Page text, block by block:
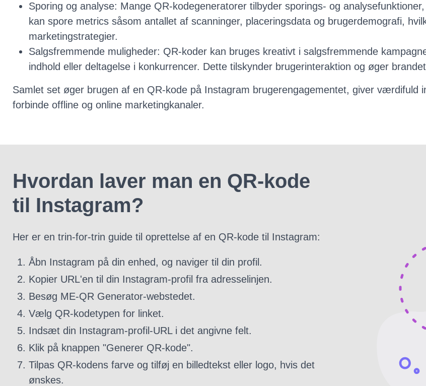
Sporing og analyse: Mange QR-kodegeneratorer tilbyder sporings- og
kan spore metrics såsom antallet af scanninger, placeringsdata og brugerdemografi,
marketingstrategier.
Salgsfremmende muligheder: QR-koder kan bruges kreativt i salgsfremmende
indhold eller deltagelse i konkurrencer. Dette tilskynder brugerinteraktion og øger
Samlet set øger brugen af ​​en QR-kode på Instagram brugerengagementet, giver
forbinde offline og online marketingkanaler.
Hvordan laver man en QR-kode
til Instagram?
Her er en trin-for-trin guide til oprettelse af en QR-kode til Instagram:
Åbn Instagram på din enhed, og naviger til din profil.
Kopier URL'en til din Instagram-profil fra adresselinjen.
Besøg ME-QR Generator-webstedet.
Vælg QR-kodetypen for linket.
Indsæt din Instagram-profil-URL i det angivne felt.
Klik på knappen "Generer QR-kode".
Tilpas QR-kodens farve og tilføj en billedtekst eller logo, hvis det
ønskes.